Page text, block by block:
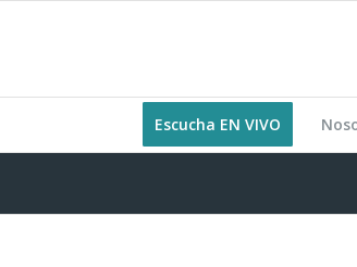
Escucha EN VIVO